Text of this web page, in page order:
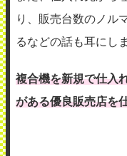
り、販売台数のノル
るなどの話も耳にしま
複合機を新規で仕入
がある優良販売店を